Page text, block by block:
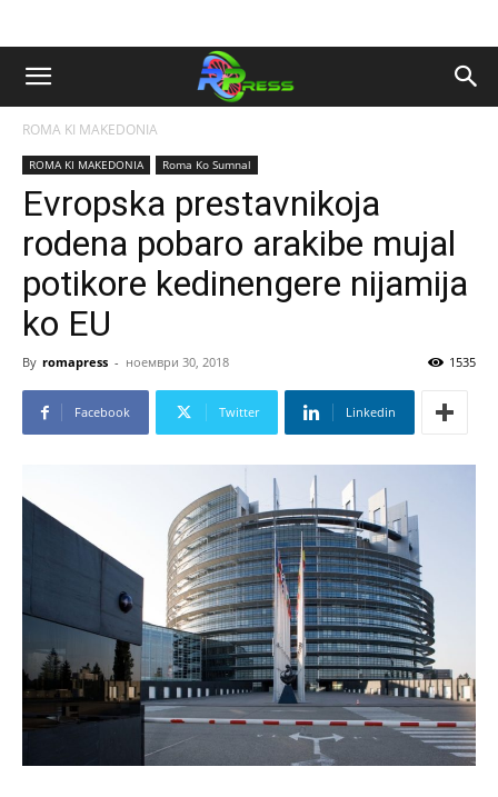
ROMA KI MAKEDONIA
ROMA KI MAKEDONIA Roma Ko Sumnal
Evropska prestavnikoja
rodena pobaro arakibe mujal
potikore kedinengere nijamija
ko EU
By romapress - ноември 30, 2018 1535
Facebook Twitter Linkedin